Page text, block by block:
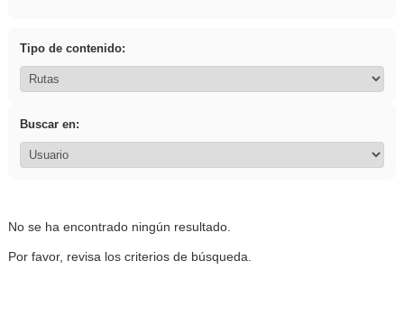
Tipo de contenido:
Buscar en:
No se ha encontrado ningún resultado.
Por favor, revisa los criterios de búsqueda.